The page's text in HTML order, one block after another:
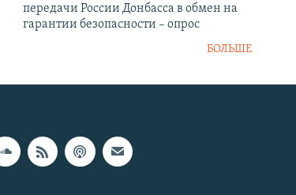
передачи России Донбасса в обмен на
гарантии безопасности – опрос
БОЛЬШЕ